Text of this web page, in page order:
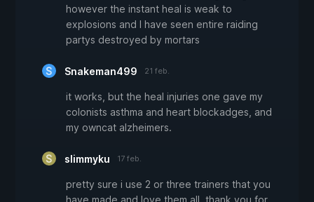
however the instant heal is weak to
explosions and I have seen entire raiding
partys destroyed by mortars
Snakeman499 21 feb.
it works, but the heal injuries one gave my
colonists asthma and heart blockadges, and
my owncat alzheimers.
slimmyku 17 feb.
pretty sure i use 2 or three trainers that you
have made and love them all. thank you for